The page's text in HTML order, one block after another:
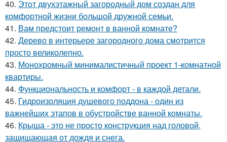
40. Этот двухэтажный загородный дом создан для
комфортной жизни большой дружной семьи.
41. Вам предстоит ремонт в ванной комнате?
42. Дерево в интерьере загородного дома смотрится
просто великолепно.
43. Монохромный минималистичный проект 1-комнатной
квартиры.
44. Функциональность и комфорт - в каждой детали.
45. Гидроизоляция душевого поддона - один из
важнейших этапов в обустройстве ванной комнаты.
46. Крыша - это не просто конструкция над головой,
защищающая от дождя и снега.